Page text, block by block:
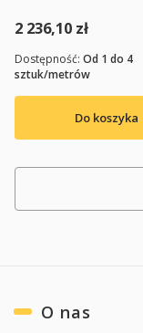
Cena
2 236,10 zł
Do koszyka
Dostępność: Od 1 do 4
sztuk/metrów
Linki w stopce
O nas